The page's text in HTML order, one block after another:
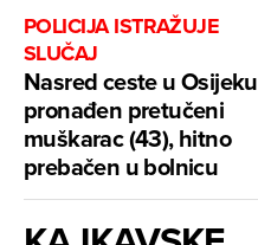
POLICIJA ISTRAŽUJE
SLUČAJ
Nasred ceste u Osijeku
pronađen pretučeni
muškarac (43), hitno
prebačen u bolnicu